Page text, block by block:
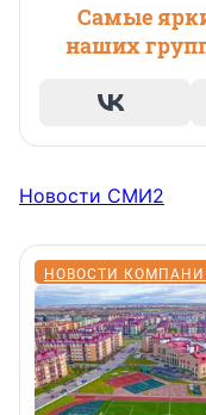
Самые
наших
Новости СМИ2
НОВОСТИ